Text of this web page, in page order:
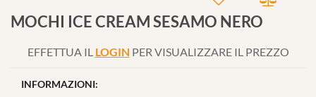
MOCHI ICE CREAM SESAMO NERO
EFFETTUA IL LOGIN PER VISUALIZZARE IL PREZZO
INFORMAZIONI: